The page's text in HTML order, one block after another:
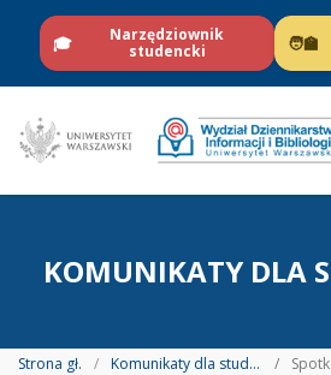
🎓
Narzędziownik
studencki
🧑‍🏫
KOMUNIKATY DLA
Strona gł. Komunikaty dla studentów Spotkanie informacyjne w sprawie